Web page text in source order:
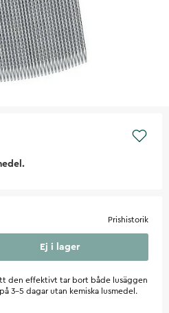
Prishistorik
Ej i lager
den effektivt tar bort både lusäggen
3-5 dagar utan kemiska lusmedel.